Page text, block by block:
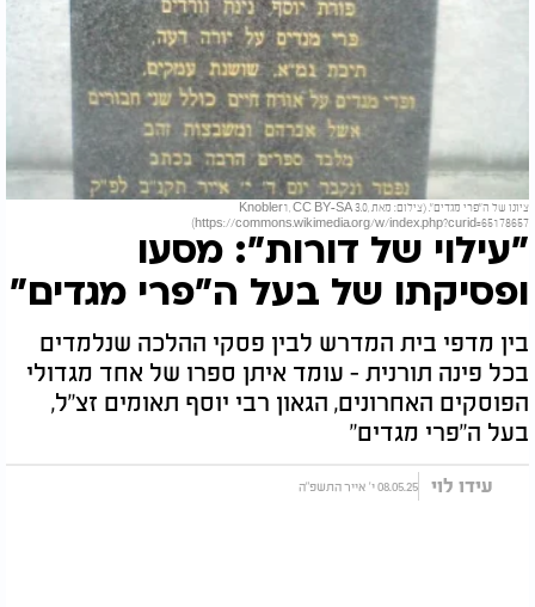
ציונו של ה"פרי מגדים". (צילום: מאת Knobler1, CC BY-SA 3.0,
https://commons.wikimedia.org/w/index.php?curid=65178657)
"עילוי של דורות": מסעו
ופסיקתו של בעל ה"פרי מגדים"
בין מדפי בית המדרש לבין פסקי ההלכה שנלמדים
בכל פינה תורנית - עומד איתן ספרו של אחד מגדולי
הפוסקים האחרונים, הגאון רבי יוסף תאומים זצ"ל,
בעל ה"פרי מגדים"
עידו לוי 08.05.25 י' אייר התשפ"ה